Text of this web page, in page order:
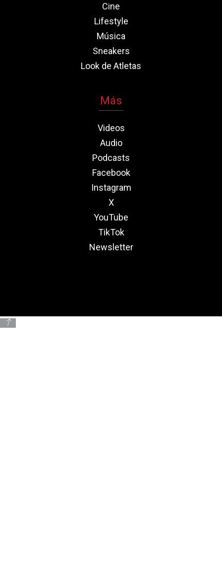
Cine
Lifestyle
Música
Sneakers
Look de Atletas
Más
Videos
Audio
Podcasts
Facebook
Instagram
X
YouTube
TikTok
Newsletter